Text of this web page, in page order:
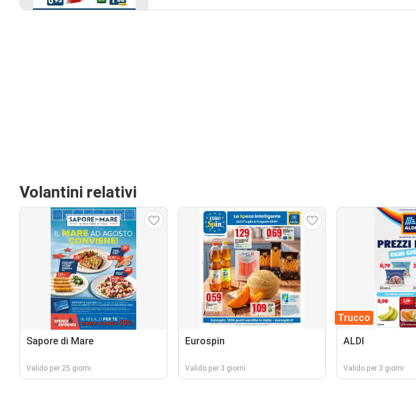
Volantini relativi
Sapore di Mare
Valido per 25 giorni
Eurospin
Valido per 3 giorni
Trucco
ALDI
Valido per 3 giorni